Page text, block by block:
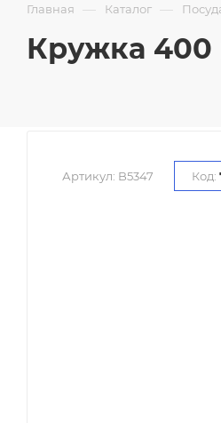
Главная — Каталог —
Кружка 400
Артикул: B5347 Код: